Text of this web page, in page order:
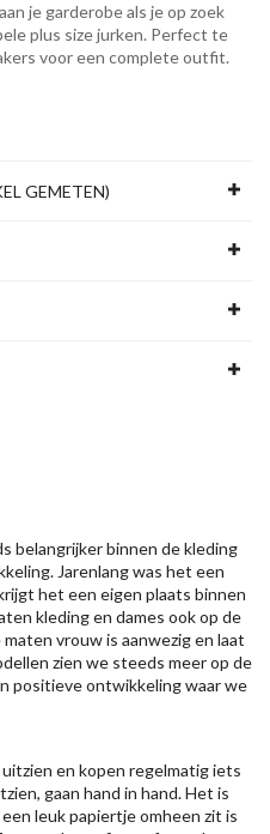
je garderobe als je op zoek
plus size jurken. Perfect te
voor een complete outfit.
GEMETEN)
belangrijker binnen de kleding
Jarenlang was het een
het een eigen plaats binnen
kleding en dames ook op de
vrouw is aanwezig en laat
zien we steeds meer op de
positieve ontwikkeling waar we
en kopen regelmatig iets
gaan hand in hand. Het is
leuk papiertje omheen zit is